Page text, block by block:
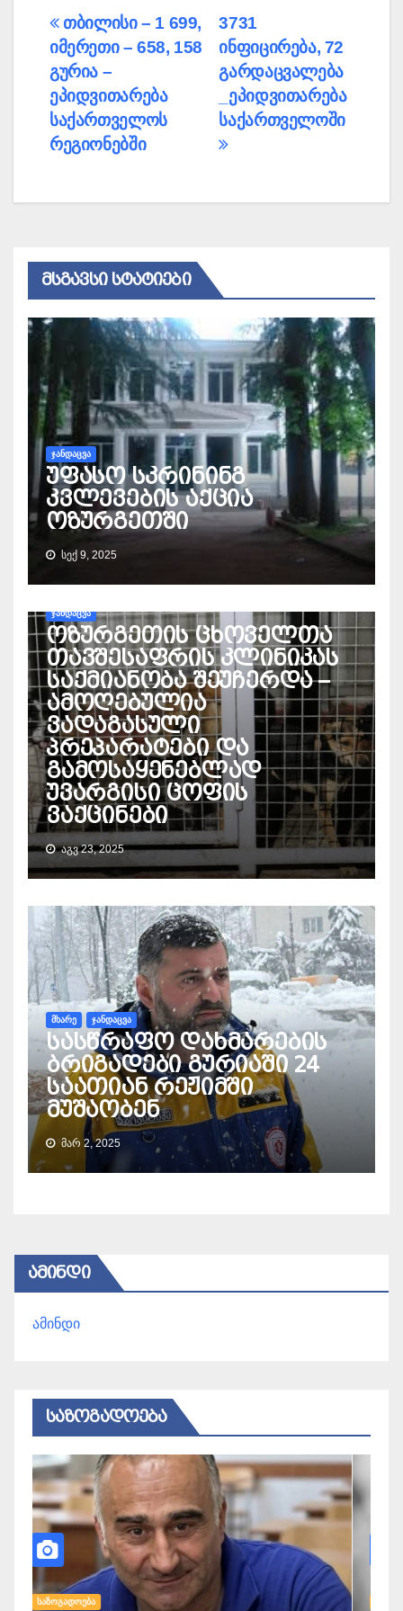
პოსტის
ნავიგაცია
3731
ინფიცირება, 72
გარდაცვალება
_ეპიდვითარება
საქართველოში
თბილისი – 1 699,
იმერეთი – 658, 158
გურია –
ეპიდვითარება
საქართველოს
რეგიონებში
ᲛᲡᲒᲐᲕᲡᲘ ᲡᲢᲐᲢᲘᲔᲑᲘ
ᲯᲐᲜᲓᲐᲪᲕᲐ
უფასო სკრინინგ
კვლევების აქცია
ოზურგეთში
ᲡᲔᲥ 9, 2025
ᲯᲐᲜᲓᲐᲪᲕᲐ
ოზურგეთის ცხოველთა
თავშესაფრის კლინიკას
საქმიანობა შეუჩერდა –
ამოღებულია
ვადაგასული
პრეპარატები და
გამოსაყენებლად
უვარგისი ცოფის
ვაქცინები
ᲐᲒᲕ 23, 2025
ᲛᲮᲐᲠᲔ ᲯᲐᲜᲓᲐᲪᲕᲐ
სასწრაფო დახმარების
ბრიგადები გურიაში 24
საათიან რეჟიმში
მუშაობენ
ᲛᲐᲠ 2, 2025
ᲐᲛᲘᲜᲓᲘ
ამინდი
ᲡᲐᲖᲝᲒᲐᲓᲝᲔᲑᲐ
ᲡᲐᲖᲝᲒᲐᲓᲝᲔᲑᲐ